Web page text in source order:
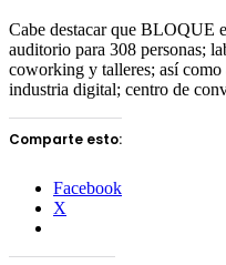
Cabe destacar que BLOQUE
auditorio para 308 personas;
coworking y talleres; así como
industria digital; centro de
Comparte esto:
Facebook
X